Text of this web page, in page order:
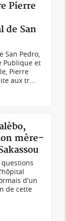
Pierre
de San
San Pedro,
Publique et
Pierre
aux tr...
mère-
d'un
de cette